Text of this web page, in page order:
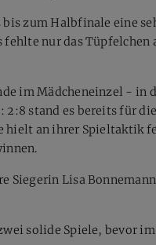
zum Halbfinale eine
nur das Tüpfelchen
im Mädcheneinzel - in
stand es bereits für
hielt an ihrer Spieltaktik
Siegerin Lisa
solide Spiele, bevor